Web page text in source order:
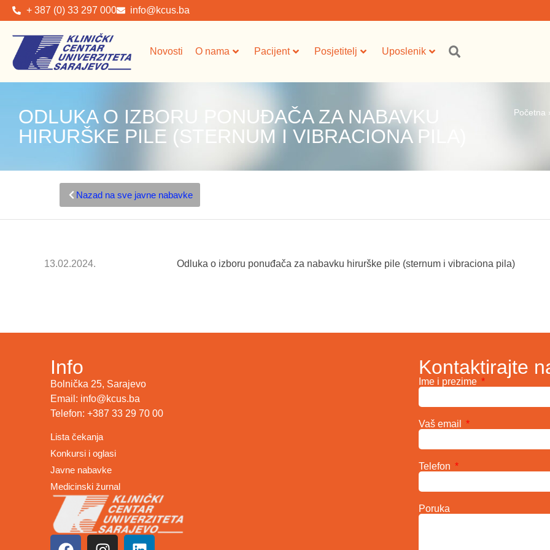
+ 387 (0) 33 297 000 info@kcus.ba
Novosti O nama Pacijent Posjetitelj Uposlenik
ODLUKA O IZBORU PONUĐAČA ZA NABAVKU
HIRURŠKE PILE (STERNUM I VIBRACIONA PILA)
Početna
Nazad na sve javne nabavke
13.02.2024. Odluka o izboru ponuđača za nabavku hirurške pile (sternum i vibraciona pila)
Info
Bolnička 25, Sarajevo
Email: info@kcus.ba
Telefon: +387 33 29 70 00
Lista čekanja
Konkursi i oglasi
Javne nabavke
Medicinski žurnal
Kontaktirajte
Ime i prezime
Vaš email
Telefon
Poruka